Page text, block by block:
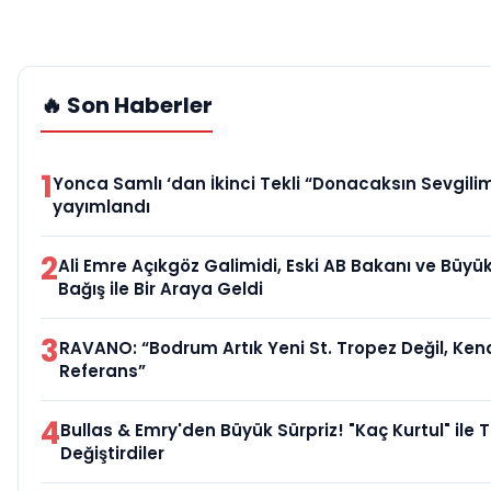
🔥 Son Haberler
1Yonca Samlı ‘dan İkinci Tekli “Donacaksın
yayımlandı
2Ali Emre Açıkgöz Galimidi, Eski AB Bakanı ve
Bağış ile Bir Araya Geldi
3RAVANO: “Bodrum Artık Yeni St. Tropez Değil,
Referans”
4Bullas & Emry'den Büyük Sürpriz! "Kaç Kurtul" ile
Değiştirdiler